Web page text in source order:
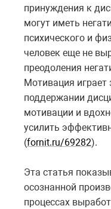
принуждения к
могут иметь
психического и
человек еще не
преодоления
Мотивация играет
поддержании
мотивации и
усилить
(fornit.ru/69282).
Эта статья
осознанной
процессах